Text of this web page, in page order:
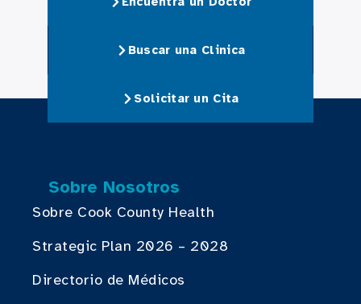
Buscar una Clinica
Solicitar un Cita
Sobre Nosotros
Sobre Cook County Health
Strategic Plan 2026 – 2028
Directorio de Médicos